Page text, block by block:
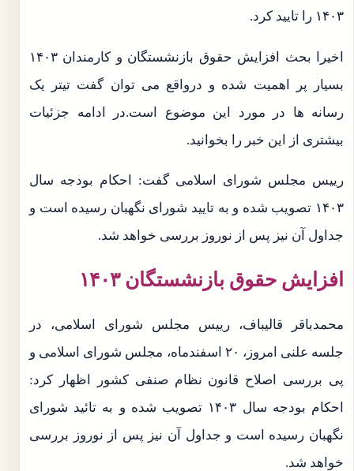
۱۴۰۳ را تایید کرد.
اخیرا بحث افزایش حقوق بازنشستگان و کارمندان ۱۴۰۳
بسیار پر اهمیت شده و درواقع می توان گفت تیتر یک
رسانه ها در مورد این موضوع است.در ادامه جزئیات
بیشتری از این خبر را بخوانید.
رییس مجلس شورای اسلامی گفت: احکام بودجه سال
۱۴۰۳ تصویب شده و به تایید شورای نگهبان رسیده است و
جداول آن نیز پس از نوروز بررسی خواهد شد.
افزایش حقوق بازنشستگان ۱۴۰۳
محمدباقر قالیباف، رییس مجلس شورای اسلامی، در
جلسه علنی امروز، ۲۰ اسفندماه، مجلس شورای اسلامی و
پی بررسی اصلاح قانون نظام صنفی کشور اظهار کرد:
احکام بودجه سال ۱۴۰۳ تصویب شده و به تائید شورای
نگهبان رسیده است و جداول آن نیز پس از نوروز بررسی
خواهد شد.